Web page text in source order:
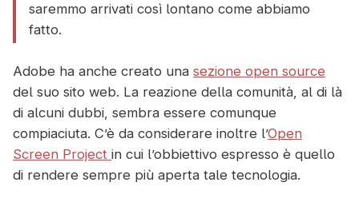
saremmo arrivati così lontano come abbiamo
fatto.
Adobe ha anche creato una sezione open source
del suo sito web. La reazione della comunità, al di là
di alcuni dubbi, sembra essere comunque
compiaciuta. C’è da considerare inoltre l’Open
Screen Project in cui l’obbiettivo espresso è quello
di rendere sempre più aperta tale tecnologia.